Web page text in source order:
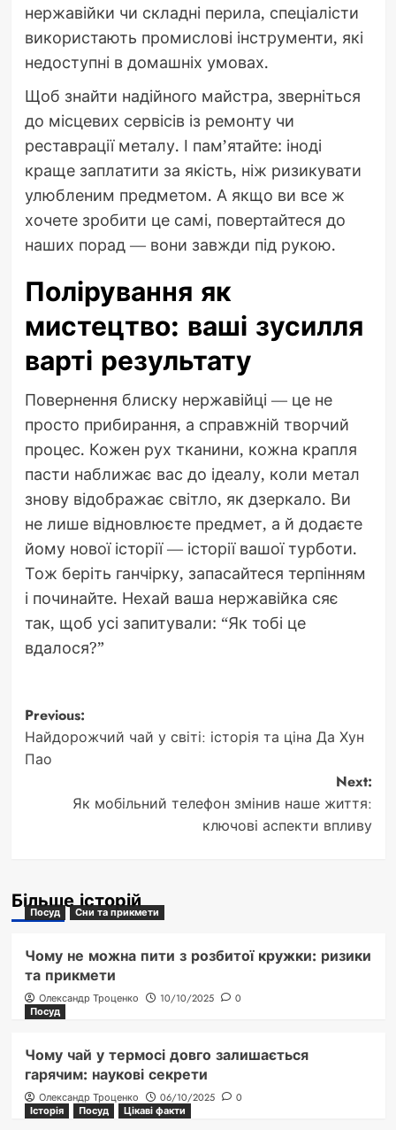
нержавійки чи складні перила, спеціалісти
використають промислові інструменти, які
недоступні в домашніх умовах.
Щоб знайти надійного майстра, зверніться
до місцевих сервісів із ремонту чи
реставрації металу. І пам’ятайте: іноді
краще заплатити за якість, ніж ризикувати
улюбленим предметом. А якщо ви все ж
хочете зробити це самі, повертайтеся до
наших порад — вони завжди під рукою.
Полірування як
мистецтво: ваші зусилля
варті результату
Повернення блиску нержавійці — це не
просто прибирання, а справжній творчий
процес. Кожен рух тканини, кожна крапля
пасти наближає вас до ідеалу, коли метал
знову відображає світло, як дзеркало. Ви
не лише відновлюєте предмет, а й додаєте
йому нової історії — історії вашої турботи.
Тож беріть ганчірку, запасайтеся терпінням
і починайте. Нехай ваша нержавійка сяє
так, щоб усі запитували: “Як тобі це
вдалося?”
Post
navigation
Previous:
Найдорожчий чай у світі: історія та ціна Да Хун
Пао
Next:
Як мобільний телефон змінив наше життя:
ключові аспекти впливу
Більше історій
Посуд Сни та прикмети
Чому не можна пити з розбитої кружки: ризики
та прикмети
Олександр Троценко 10/10/2025
0
Посуд
Чому чай у термосі довго залишається
гарячим: наукові секрети
Олександр Троценко 06/10/2025
0
Історія
Посуд Цікаві факти